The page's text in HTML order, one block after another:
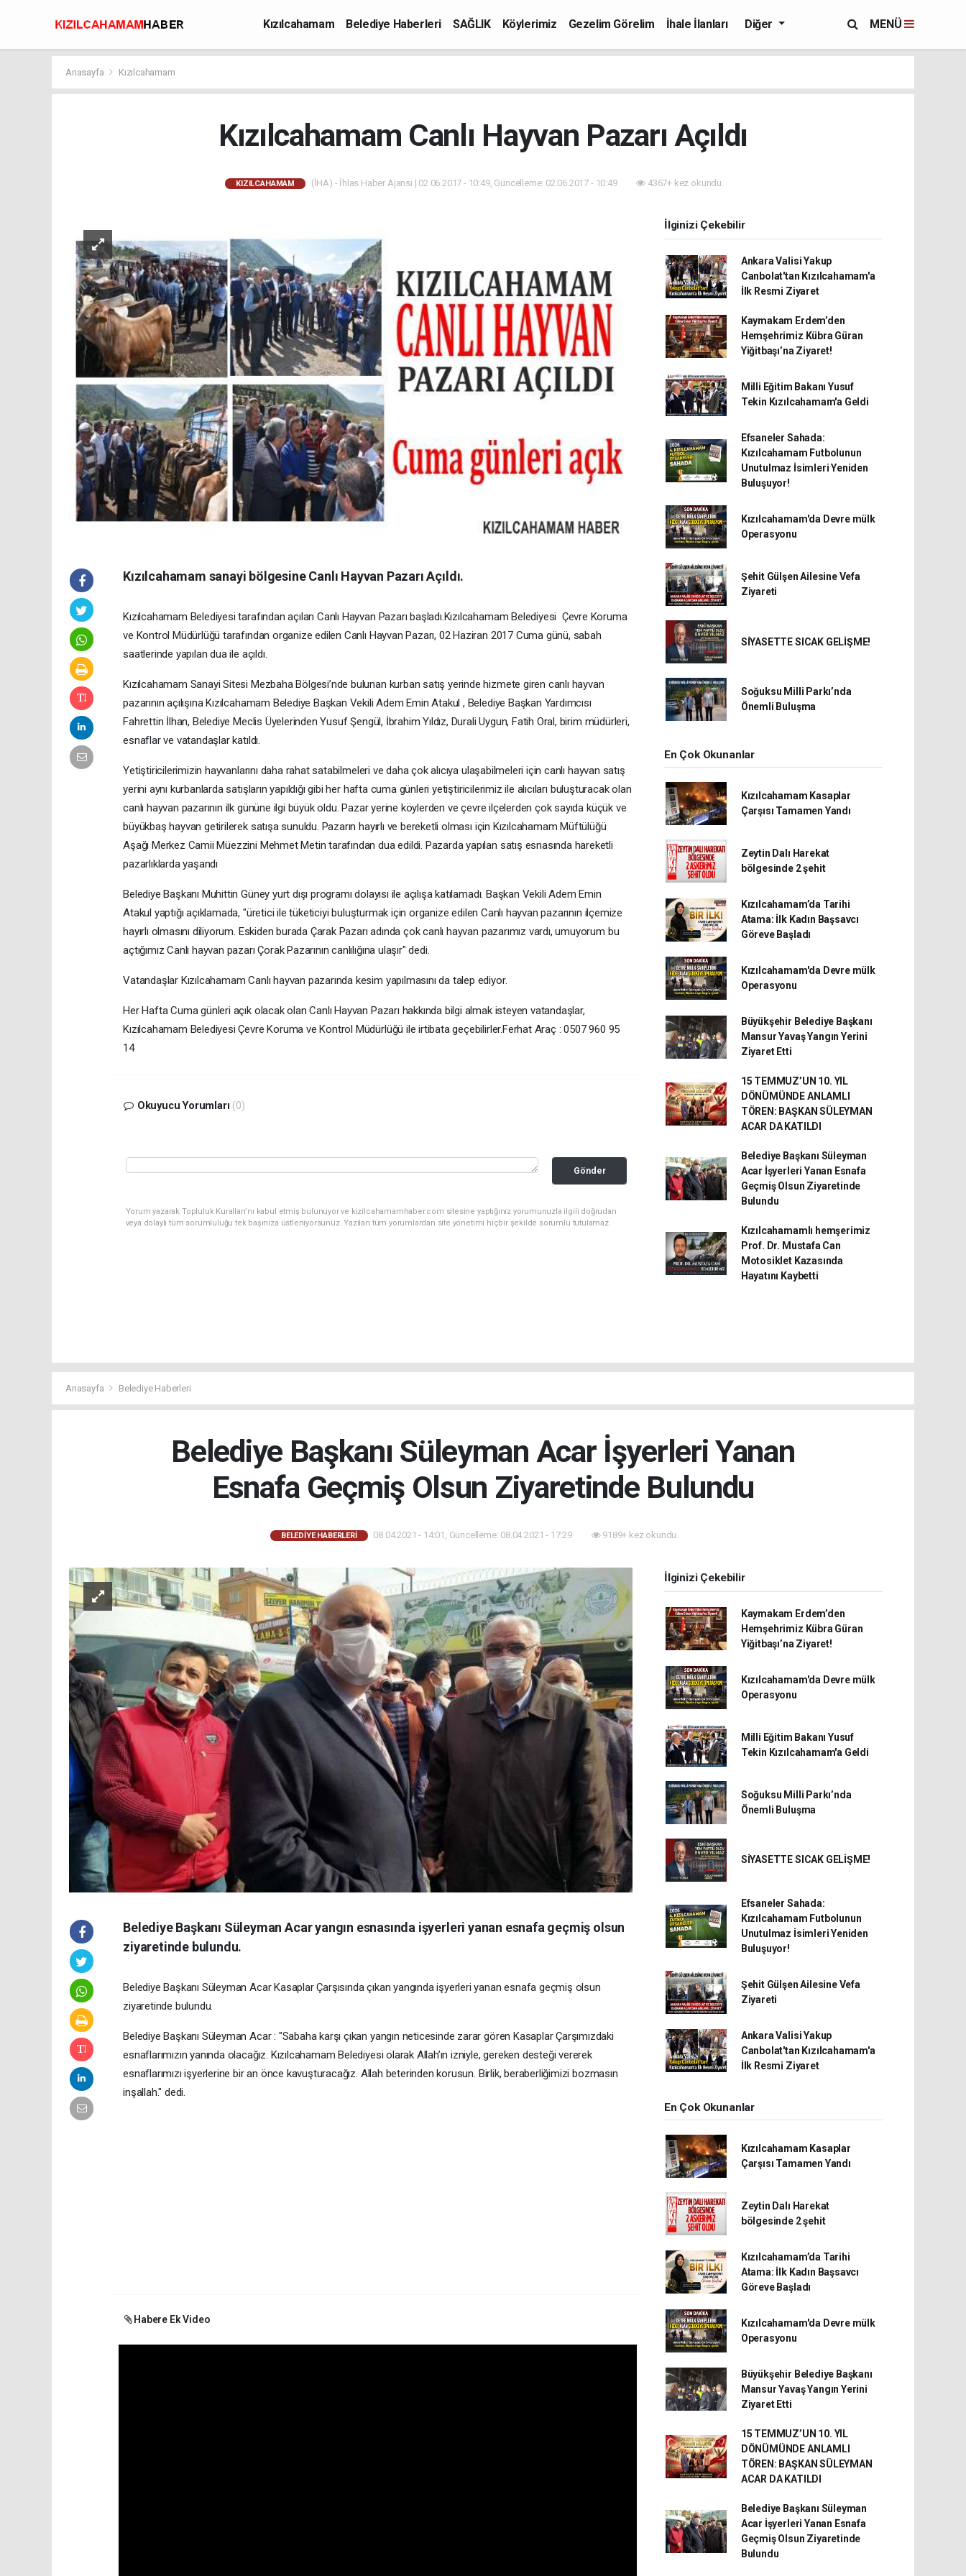
Kızılcahamam Belediye Haberleri SAĞLIK Köylerimiz Gezelim Görelim
İhale İlanları
Diğer MENÜ
Anasayfa Kızılcahamam
Kızılcahamam Canlı Hayvan Pazarı Açıldı
KIZILCAHAMAM (İHA) - İhlas Haber Ajansı | 02.06.2017 - 10:49, Güncelleme: 02.06.2017 - 10:49 4367+ kez okundu.
Kızılcahamam sanayi bölgesine Canlı Hayvan Pazarı Açıldı.
Kızılcahamam Belediyesi tarafından açılan Canlı Hayvan Pazarı başladı.Kızılcahamam Belediyesi Çevre Koruma
ve Kontrol Müdürlüğü tarafından organize edilen Canlı Hayvan Pazarı, 02 Haziran 2017 Cuma günü, sabah
saatlerinde yapılan dua ile açıldı.
Kızılcahamam Sanayi Sitesi Mezbaha Bölgesi’nde bulunan kurban satış yerinde hizmete giren canlı hayvan
pazarının açılışına Kızılcahamam Belediye Başkan Vekili Adem Emin Atakul , Belediye Başkan Yardımcısı
Fahrettin İlhan, Belediye Meclis Üyelerinden Yusuf Şengül, İbrahim Yıldız, Durali Uygun, Fatih Oral, birim müdürleri,
esnaflar ve vatandaşlar katıldı.
Yetiştiricilerimizin hayvanlarını daha rahat satabilmeleri ve daha çok alıcıya ulaşabilmeleri için canlı hayvan satış
yerini aynı kurbanlarda satışların yapıldığı gibi her hafta cuma günleri yetiştiricilerimiz ile alıcıları buluşturacak olan
canlı hayvan pazarının ilk gününe ilgi büyük oldu. Pazar yerine köylerden ve çevre ilçelerden çok sayıda küçük ve
büyükbaş hayvan getirilerek satışa sunuldu. Pazarın hayırlı ve bereketli olması için Kızılcahamam Müftülüğü
Aşağı Merkez Camii Müezzini Mehmet Metin tarafından dua edildi. Pazarda yapılan satış esnasında hareketli
pazarlıklarda yaşandı
Belediye Başkanı Muhittin Güney yurt dışı programı dolayısı ile açılışa katılamadı. Başkan Vekili Adem Emin
Atakul yaptığı açıklamada, "üretici ile tüketiciyi buluşturmak için organize edilen Canlı hayvan pazarının ilçemize
hayırlı olmasını diliyorum. Eskiden burada Çarak Pazarı adında çok canlı hayvan pazarımız vardı, umuyorum bu
açtığımız Canlı hayvan pazarı Çorak Pazarının canlılığına ulaşır" dedi.
Vatandaşlar Kızılcahamam Canlı hayvan pazarında kesim yapılmasını da talep ediyor.
Her Hafta Cuma günleri açık olacak olan Canlı Hayvan Pazarı hakkında bilgi almak isteyen vatandaşlar,
Kızılcahamam Belediyesi Çevre Koruma ve Kontrol Müdürlüğü ile irtibata geçebilirler.Ferhat Araç : 0507 960 95
14
Okuyucu Yorumları (0)
Gönder
Yorum yazarak Topluluk Kuralları’nı kabul etmiş bulunuyor ve kizilcahamamhaber.com sitesine yaptığınız yorumunuzla ilgili doğrudan
veya dolaylı tüm sorumluluğu tek başınıza üstleniyorsunuz. Yazılan tüm yorumlardan site yönetimi hiçbir şekilde sorumlu tutulamaz.
İlginizi Çekebilir
Ankara Valisi Yakup
Canbolat'tan Kızılcahamam'a
İlk Resmi Ziyaret
Kaymakam Erdem’den
Hemşehrimiz Kübra Güran
Yiğitbaşı’na Ziyaret!
Milli Eğitim Bakanı Yusuf
Tekin Kızılcahamam'a Geldi
Efsaneler Sahada:
Kızılcahamam Futbolunun
Unutulmaz İsimleri Yeniden
Buluşuyor!
Kızılcahamam'da Devre mülk
Operasyonu
Şehit Gülşen Ailesine Vefa
Ziyareti
SİYASETTE SICAK GELİŞME!
Soğuksu Milli Parkı’nda
Önemli Buluşma
En Çok Okunanlar
Kızılcahamam Kasaplar
Çarşısı Tamamen Yandı
Zeytin Dalı Harekat
bölgesinde 2 şehit
Kızılcahamam’da Tarihi
Atama: İlk Kadın Başsavcı
Göreve Başladı
Kızılcahamam'da Devre mülk
Operasyonu
Büyükşehir Belediye Başkanı
Mansur Yavaş Yangın Yerini
Ziyaret Etti
15 TEMMUZ’UN 10. YIL
DÖNÜMÜNDE ANLAMLI
TÖREN: BAŞKAN SÜLEYMAN
ACAR DA KATILDI
Belediye Başkanı Süleyman
Acar İşyerleri Yanan Esnafa
Geçmiş Olsun Ziyaretinde
Bulundu
Kızılcahamamlı hemşerimiz
Prof. Dr. Mustafa Can
Motosiklet Kazasında
Hayatını Kaybetti
Anasayfa Belediye Haberleri
Belediye Başkanı Süleyman Acar İşyerleri Yanan
Esnafa Geçmiş Olsun Ziyaretinde Bulundu
BELEDIYE HABERLERI 08.04.2021 - 14:01, Güncelleme: 08.04.2021 - 17:29 9189+ kez okundu.
Belediye Başkanı Süleyman Acar yangın esnasında işyerleri yanan esnafa geçmiş olsun
ziyaretinde bulundu.
Belediye Başkanı Süleyman Acar Kasaplar Çarşısında çıkan yangında işyerleri yanan esnafa geçmiş olsun
ziyaretinde bulundu.
Belediye Başkanı Süleyman Acar : "Sabaha karşı çıkan yangın neticesinde zarar gören Kasaplar Çarşımızdaki
esnaflarımızın yanında olacağız. Kızılcahamam Belediyesi olarak Allah’ın izniyle, gereken desteği vererek
esnaflarımızı işyerlerine bir an önce kavuşturacağız. Allah beterinden korusun. Birlik, beraberliğimizi bozmasın
inşallah." dedi.
Habere Ek Video
İlginizi Çekebilir
Kaymakam Erdem’den
Hemşehrimiz Kübra Güran
Yiğitbaşı’na Ziyaret!
Kızılcahamam'da Devre mülk
Operasyonu
Milli Eğitim Bakanı Yusuf
Tekin Kızılcahamam'a Geldi
Soğuksu Milli Parkı’nda
Önemli Buluşma
SİYASETTE SICAK GELİŞME!
Efsaneler Sahada:
Kızılcahamam Futbolunun
Unutulmaz İsimleri Yeniden
Buluşuyor!
Şehit Gülşen Ailesine Vefa
Ziyareti
Ankara Valisi Yakup
Canbolat'tan Kızılcahamam'a
İlk Resmi Ziyaret
En Çok Okunanlar
Kızılcahamam Kasaplar
Çarşısı Tamamen Yandı
Zeytin Dalı Harekat
bölgesinde 2 şehit
Kızılcahamam’da Tarihi
Atama: İlk Kadın Başsavcı
Göreve Başladı
Kızılcahamam'da Devre mülk
Operasyonu
Büyükşehir Belediye Başkanı
Mansur Yavaş Yangın Yerini
Ziyaret Etti
15 TEMMUZ’UN 10. YIL
DÖNÜMÜNDE ANLAMLI
TÖREN: BAŞKAN SÜLEYMAN
ACAR DA KATILDI
Belediye Başkanı Süleyman
Acar İşyerleri Yanan Esnafa
Geçmiş Olsun Ziyaretinde
Bulundu